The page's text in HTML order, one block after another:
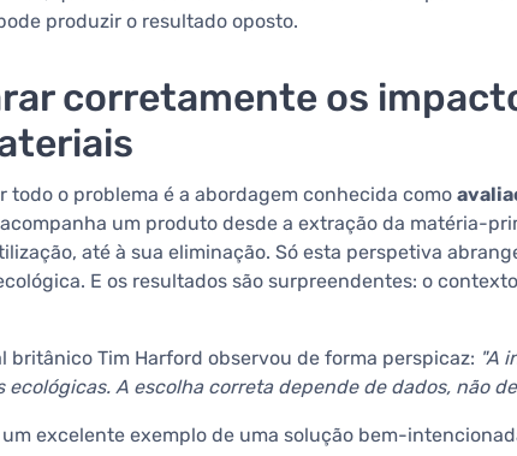
produzir o resultado oposto.
corretamente os
todo o problema é a abordagem conhecida como
um produto desde a extração da matéria-
até à sua eliminação. Só esta perspetiva
E os resultados são surpreendentes: o
britânico Tim Harford observou de forma perspicaz: "A
A escolha correta depende de dados, não
excelente exemplo de uma solução bem-